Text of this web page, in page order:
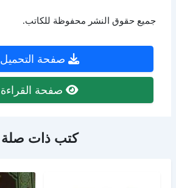
جميع حقوق النشر محفوظة للكاتب.
صفحة التحميل
صفحة القراءة
كتب ذات صلة